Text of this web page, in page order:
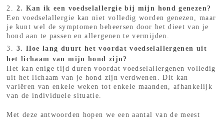
2. Kan ik een voedselallergie bij mijn hond genezen?
Een voedselallergie kan niet volledig worden genezen, maar
je kunt wel de symptomen beheersen door het dieet van je
hond aan te passen en allergenen te vermijden.
3. Hoe lang duurt het voordat voedselallergenen uit
het lichaam van mijn hond zijn?
Het kan enige tijd duren voordat voedselallergenen volledig
uit het lichaam van je hond zijn verdwenen. Dit kan
variëren van enkele weken tot enkele maanden, afhankelijk
van de individuele situatie.
Met deze antwoorden hopen we een aantal van de meest